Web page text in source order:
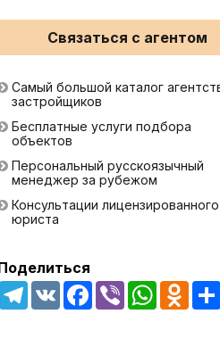
Связаться с агентом
Самый большой каталог
застройщиков
Бесплатные услуги подбора
объектов
Персональный русскоязычный
менеджер за рубежом
Консультации лицензированного
юриста
Telegram
VK Facebook
Viber WhatsApp